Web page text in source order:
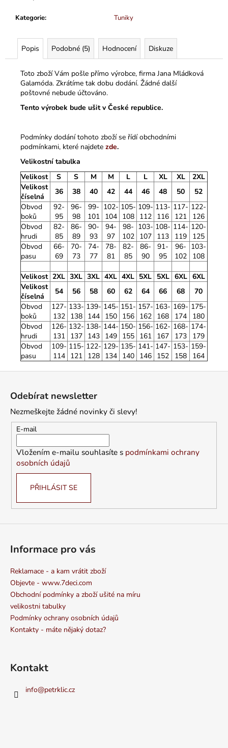
Kategorie: Tuniky
Popis Podobné (5) Hodnocení Diskuze
Toto zboží Vám pošle přímo výrobce, firma Jana Mládková
Galamóda. Zkrátíme tak dobu dodání. Žádné další
poštovné nebude účtováno.
Tento výrobek bude ušit v České republice.
Podmínky dodání tohoto zboží se řídí obchodními
podmínkami, které najdete zde.
Velikostní tabulka
Velikost
S S M M L L XL XL
2XL
Velikost
číselná
36 38 40 42 44 46 48 50
52
Obvod
boků
92-
95
96-
98
99-
101
102-
104
105-
108
109-
112
113-
116
117-
121
122-
126
Obvod
hrudi
82-
85
86-
89
90-
93
94-
97
98-
102
103-
107
108-
113
114-
119
120-
125
Obvod
pasu
66-
69
70-
73
74-
77
78-
81
82-
85
86-
90
91-
95
96-
102
103-
108
Velikost 2XL 3XL 3XL 4XL 4XL 5XL 5XL 6XL 6XL
Velikost
číselná
54 56 58 60 62 64 66 68
70
Obvod
boků
127-
132
133-
138
139-
144
145-
150
151-
156
157-
162
163-
168
169-
174
175-
180
Obvod
hrudi
126-
131
132-
137
138-
143
144-
149
150-
155
156-
161
162-
167
168-
173
174-
179
Obvod
pasu
109-
114
115-
121
122-
128
129-
134
135-
140
141-
146
147-
152
153-
158
159-
164
Odebírat newsletter
Nezmeškejte žádné novinky či slevy!
E-mail
Vložením e-mailu souhlasíte s podmínkami ochrany
osobních údajů
PŘIHLÁSIT SE
Informace pro vás
Reklamace - a kam vrátit zboží
Objevte - www.7deci.com
Obchodní podmínky a zboží ušité na míru
velikostni tabulky
Podmínky ochrany osobních údajů
Kontakty - máte nějaký dotaz?
Kontakt
info@petrklic.cz